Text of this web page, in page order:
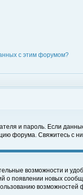
с этим форумом?
и пароль. Если
форума. Свяжитесь с
возможности и
появлении новых